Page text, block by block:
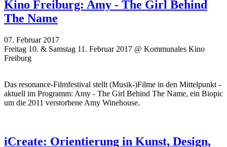
Kino Freiburg: Amy - The Girl Behind
The Name
07. Februar 2017
Freitag 10. & Samstag 11. Februar 2017 @ Kommunales Kino
Freiburg
Das resonance-Filmfestival stellt (Musik-)Filme in den Mittelpunkt -
aktuell im Programm: Amy - The Girl Behind The Name, ein Biopic
um die 2011 verstorbene Amy Winehouse.
iCreate: Orientierung in Kunst, Design,